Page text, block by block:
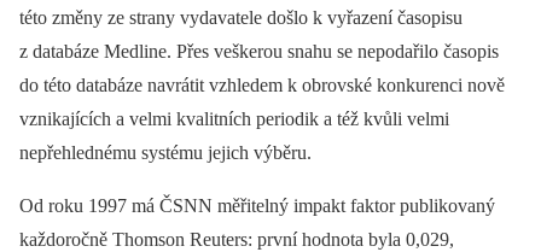
této změny ze strany vydavatele došlo k vyřazení časopisu
z databáze Medline. Přes veškerou snahu se nepodařilo časopis
do této databáze navrátit vzhledem k obrovské konkurenci nově
vznikajících a velmi kvalitních periodik a též kvůli velmi
nepřehlednému systému jejich výběru.
Od roku 1997 má ČSNN měřitelný impakt faktor publikovaný
každoročně Thomson Reuters: první hodnota byla 0,029,